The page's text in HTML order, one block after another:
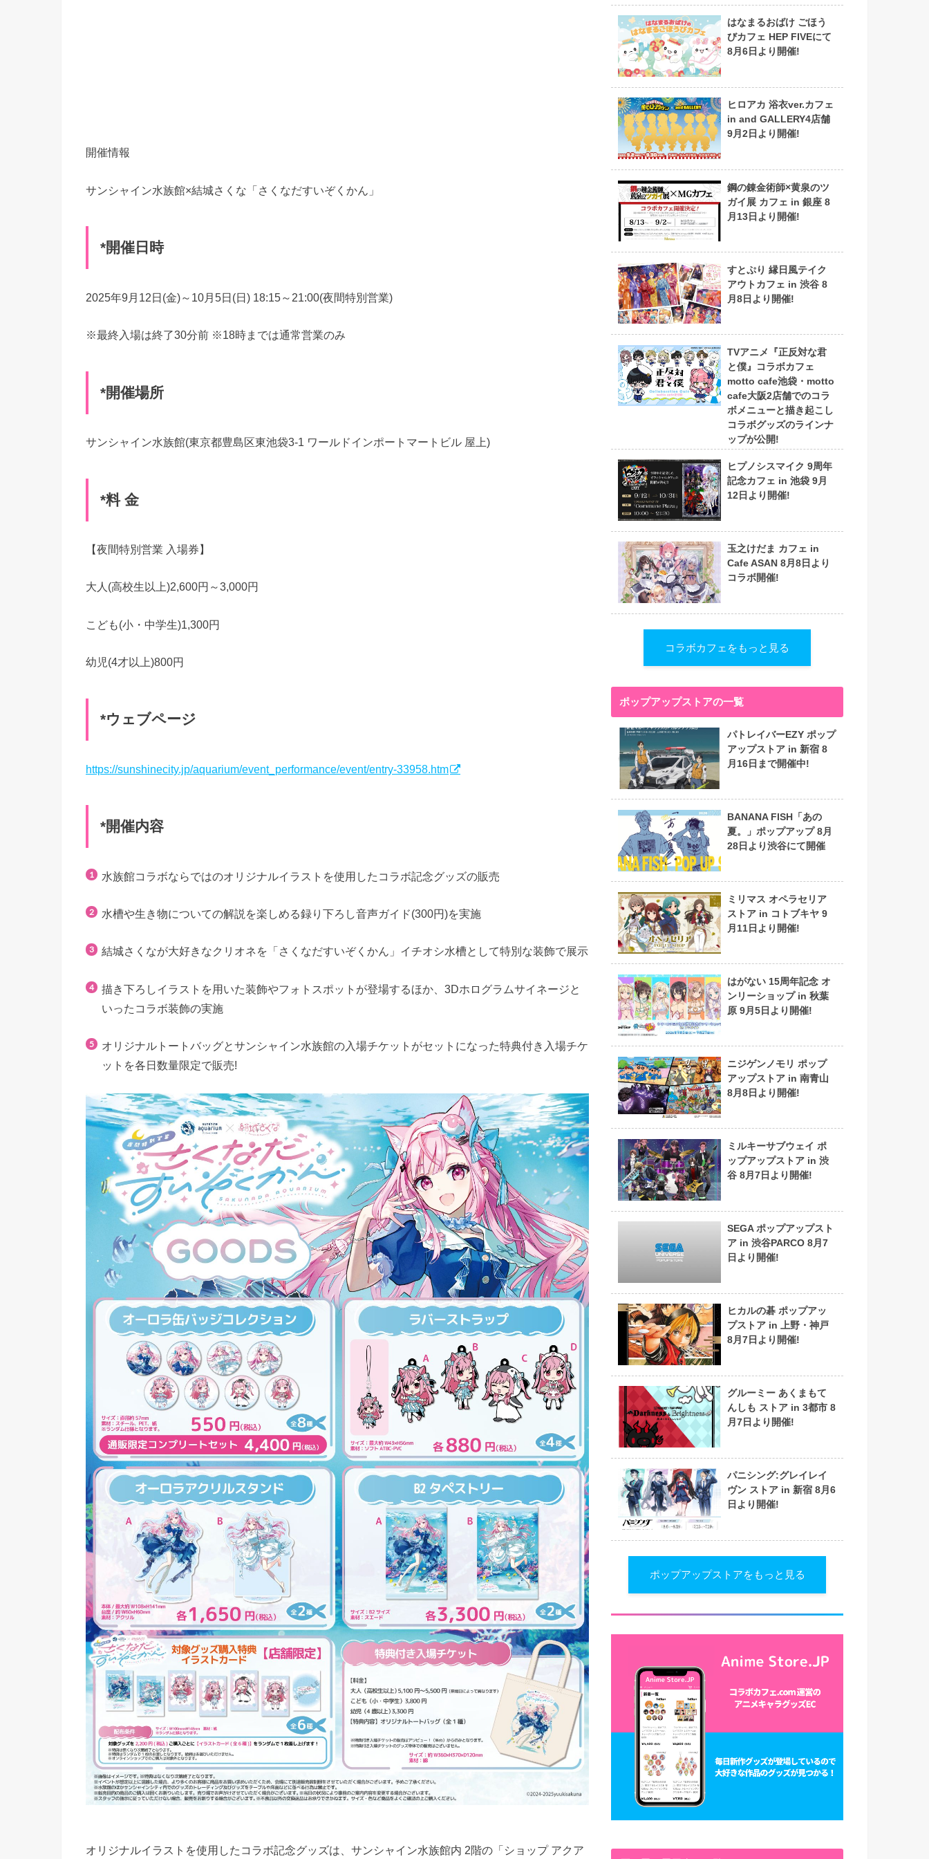
開催情報
サンシャイン水族館×結城さくな「さくなだすいぞくかん」
*開催日時
2025年9月12日(金)～10月5日(日) 18:15～21:00(夜間特別営業)
※最終入場は終了30分前 ※18時までは通常営業のみ
*開催場所
サンシャイン水族館(東京都豊島区東池袋3-1 ワールドインポートマートビル 屋上)
*料 金
【夜間特別営業 入場券】
大人(高校生以上)2,600円～3,000円
こども(小・中学生)1,300円
幼児(4才以上)800円
*ウェブページ
https://sunshinecity.jp/aquarium/event_performance/event/entry-33958.htm
*開催内容
水族館コラボならではのオリジナルイラストを使用したコラボ記念グッズの販売
水槽や生き物についての解説を楽しめる録り下ろし音声ガイド(300円)を実施
結城さくなが大好きなクリオネを「さくなだすいぞくかん」イチオシ水槽として特別な装飾で展示
描き下ろしイラストを用いた装飾やフォトスポットが登場するほか、3Dホログラムサイネージと
いったコラボ装飾の実施
オリジナルトートバッグとサンシャイン水族館の入場チケットがセットになった特典付き入場チケ
ットを各日数量限定で販売!
オリジナルイラストを使用したコラボ記念グッズは、サンシャイン水族館内 2階の「ショップ アクア
はなまるおばけ ごほう
びカフェ HEP FIVEにて
8月6日より開催!
ヒロアカ 浴衣ver.カフェ
in and GALLERY4店舗
9月2日より開催!
鋼の錬金術師×黄泉のツ
ガイ展 カフェ in 銀座 8
月13日より開催!
すとぷり 縁日風テイク
アウトカフェ in 渋谷 8
月8日より開催!
TVアニメ『正反対な君
と僕』コラボカフェ
motto cafe池袋・motto
cafe大阪2店舗でのコラ
ボメニューと描き起こし
コラボグッズのラインナ
ップが公開!
ヒプノシスマイク 9周年
記念カフェ in 池袋 9月
12日より開催!
玉之けだま カフェ in
Cafe ASAN 8月8日より
コラボ開催!
コラボカフェをもっと見る
ポップアップストアの一覧
パトレイバーEZY ポップ
アップストア in 新宿 8
月16日まで開催中!
BANANA FISH「あの
夏。」ポップアップ 8月
28日より渋谷にて開催
ミリマス オペラセリア
ストア in コトブキヤ 9
月11日より開催!
はがない 15周年記念 オ
ンリーショップ in 秋葉
原 9月5日より開催!
ニジゲンノモリ ポップ
アップストア in 南青山
8月8日より開催!
ミルキーサブウェイ ポ
ップアップストア in 渋
谷 8月7日より開催!
SEGA ポップアップスト
ア in 渋谷PARCO 8月7
日より開催!
ヒカルの碁 ポップアッ
プストア in 上野・神戸
8月7日より開催!
グルーミー あくまもて
んしも ストア in 3都市 8
月7日より開催!
パニシング:グレイレイ
ヴン ストア in 新宿 8月6
日より開催!
ポップアップストアをもっと見る